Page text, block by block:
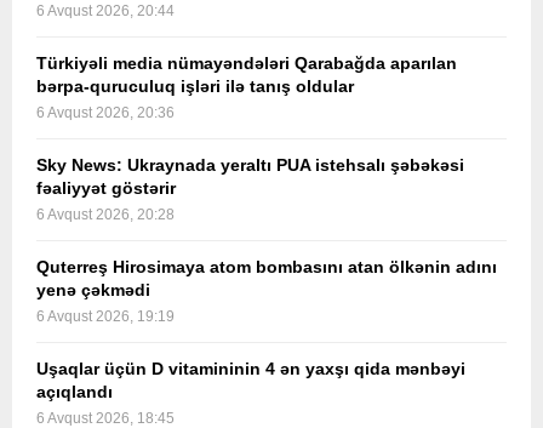
6 Avqust 2026, 20:44
Türkiyəli media nümayəndələri Qarabağda aparılan
bərpa-quruculuq işləri ilə tanış oldular
6 Avqust 2026, 20:36
Sky News: Ukraynada yeraltı PUA istehsalı şəbəkəsi
fəaliyyət göstərir
6 Avqust 2026, 20:28
Quterreş Hirosimaya atom bombasını atan ölkənin adını
yenə çəkmədi
6 Avqust 2026, 19:19
Uşaqlar üçün D vitamininin 4 ən yaxşı qida mənbəyi
açıqlandı
6 Avqust 2026, 18:45